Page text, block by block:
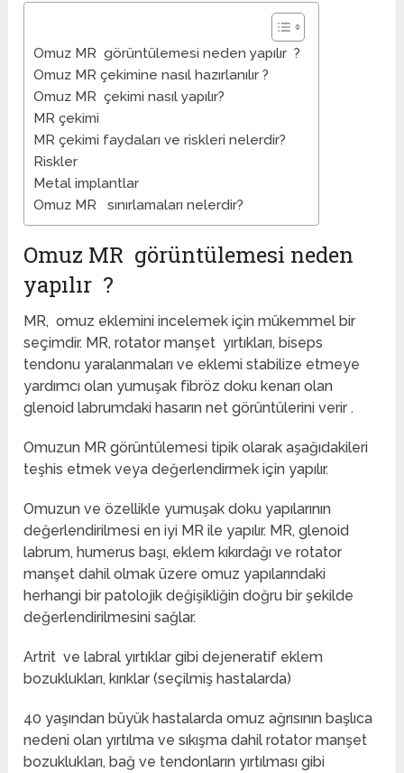
Omuz MR görüntülemesi neden yapılır ?
Omuz MR çekimine nasıl hazırlanılır ?
Omuz MR çekimi nasıl yapılır?
MR çekimi
MR çekimi faydaları ve riskleri nelerdir?
Riskler
Metal implantlar
Omuz MR sınırlamaları nelerdir?
Omuz MR görüntülemesi neden
yapılır ?
MR, omuz eklemini incelemek için mükemmel bir
seçimdir. MR, rotator manşet yırtıkları, biseps
tendonu yaralanmaları ve eklemi stabilize etmeye
yardımcı olan yumuşak fibröz doku kenarı olan
glenoid labrumdaki hasarın net görüntülerini verir .
Omuzun MR görüntülemesi tipik olarak aşağıdakileri
teşhis etmek veya değerlendirmek için yapılır.
Omuzun ve özellikle yumuşak doku yapılarının
değerlendirilmesi en iyi MR ile yapılır. MR, glenoid
labrum, humerus başı, eklem kıkırdağı ve rotator
manşet dahil olmak üzere omuz yapılarındaki
herhangi bir patolojik değişikliğin doğru bir şekilde
değerlendirilmesini sağlar.
Artrit ve labral yırtıklar gibi dejeneratif eklem
bozuklukları, kırıklar (seçilmiş hastalarda)
40 yaşından büyük hastalarda omuz ağrısının başlıca
nedeni olan yırtılma ve sıkışma dahil rotator manşet
bozuklukları, bağ ve tendonların yırtılması gibi